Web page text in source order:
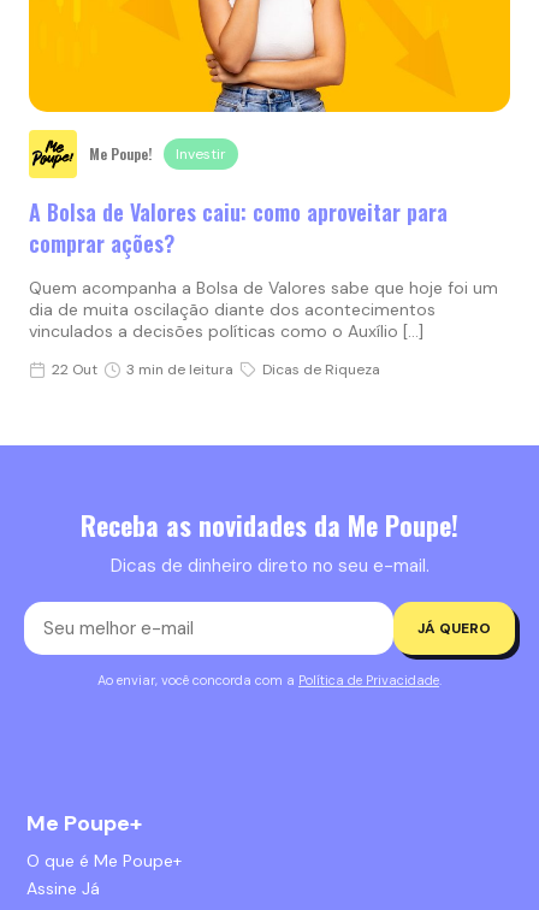
Me Poupe! Investir
A Bolsa de Valores caiu: como aproveitar para
comprar ações?
Quem acompanha a Bolsa de Valores sabe que hoje foi um
dia de muita oscilação diante dos acontecimentos
vinculados a decisões políticas como o Auxílio […]
22 Out 3 min de leitura Dicas de Riqueza
Receba as novidades da Me Poupe!
Dicas de dinheiro direto no seu e-mail.
JÁ QUERO
Ao enviar, você concorda com a Política de Privacidade
Me Poupe+
O que é Me Poupe+
Assine Já